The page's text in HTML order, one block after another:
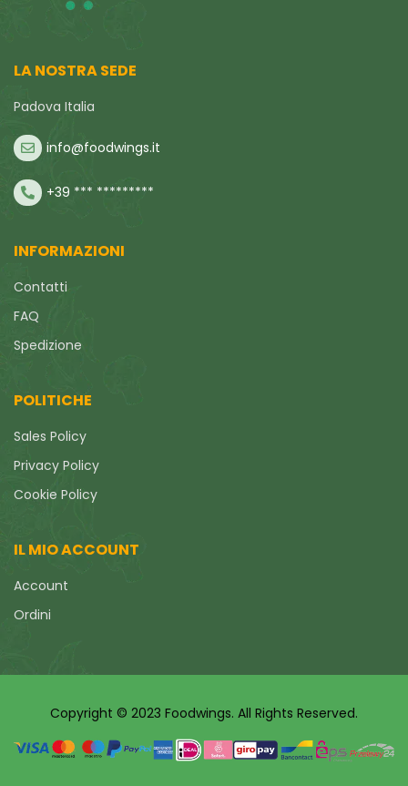
LA NOSTRA SEDE
Padova Italia
info@foodwings.it
+39 *** *********
INFORMAZIONI
Contatti
FAQ
Spedizione
POLITICHE
Sales Policy
Privacy Policy
Cookie Policy
IL MIO ACCOUNT
Account
Ordini
Copyright © 2023 Foodwings. All Rights Reserved.